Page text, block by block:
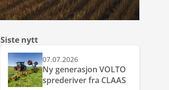
Siste nytt
07.07.2026
Ny generasjon VOLTO
sprederiver fra CLAAS